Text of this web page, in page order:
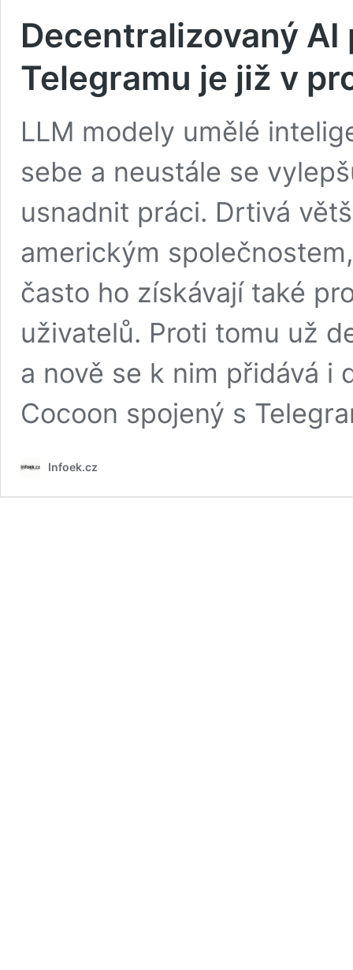
Decentralizovaný
Telegramu je již v
LLM modely umělé
sebe a neustále se
usnadnit práci. Drtivá
americkým
často ho získávají také
uživatelů. Proti tomu už
a nově se k nim přidává i
Cocoon spojený s
Infoek.cz